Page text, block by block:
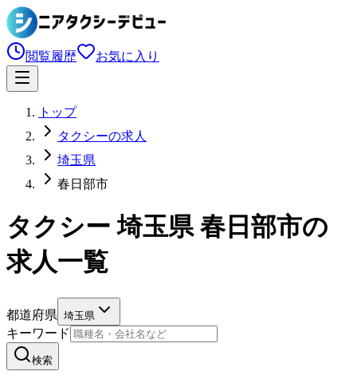
閲覧履歴 お気に入り
トップ
タクシーの求人
埼玉県
春日部市
タクシー 埼玉県 春日部市の
求人一覧
都道府県 埼玉県
キーワード
検索